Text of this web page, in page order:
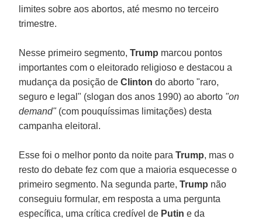
limites sobre aos abortos, até mesmo no terceiro
trimestre.
Nesse primeiro segmento,Trump marcou pontos
importantes com o eleitorado religioso e destacou a
mudança da posição deClinton do aborto "raro,
seguro e legal" (slogan dos anos 1990) ao aborto "on
demand"(com pouquíssimas limitações) desta
campanha eleitoral.
Esse foi o melhor ponto da noite paraTrump, mas o
resto do debate fez com que a maioria esquecesse o
primeiro segmento. Na segunda parte,Trump não
conseguiu formular, em resposta a uma pergunta
específica, uma crítica credível de Putin e da